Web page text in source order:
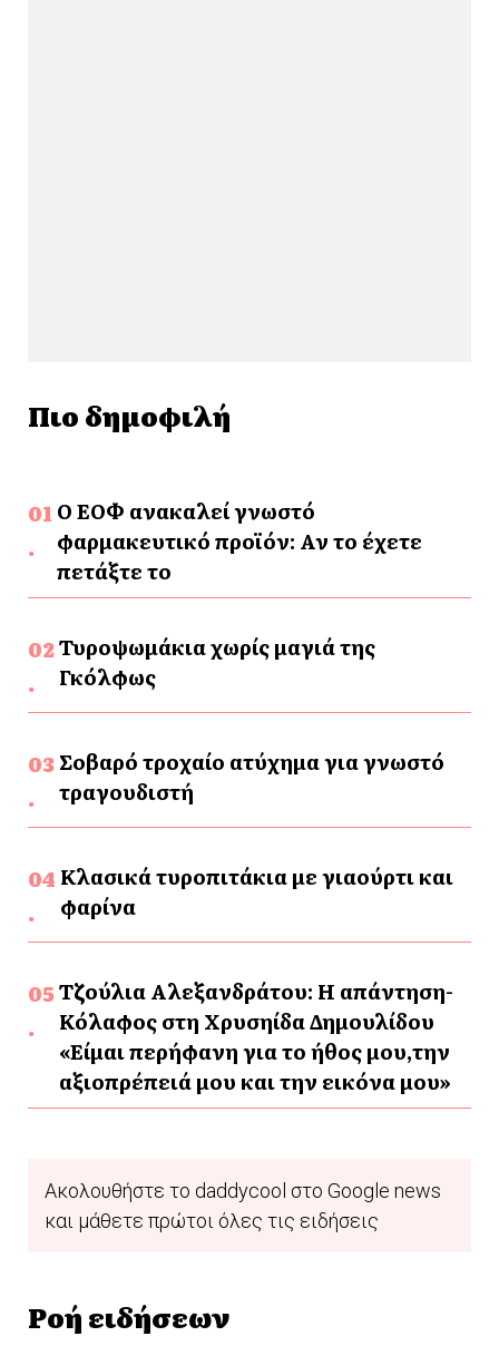
Πιο δημοφιλή
Ο ΕΟΦ ανακαλεί γνωστό
φαρμακευτικό προϊόν: Αν το έχετε
πετάξτε το
Τυροψωμάκια χωρίς μαγιά της
Γκόλφως
Σοβαρό τροχαίο ατύχημα για γνωστό
τραγουδιστή
Κλασικά τυροπιτάκια με γιαούρτι και
φαρίνα
Τζούλια Αλεξανδράτου: Η απάντηση-
Κόλαφος στη Χρυσηίδα Δημουλίδου
«Είμαι περήφανη για το ήθος μου,την
αξιοπρέπειά μου και την εικόνα μου»
Ακολουθήστε το daddycool στο Google news
και μάθετε πρώτοι όλες τις ειδήσεις
Ροή ειδήσεων